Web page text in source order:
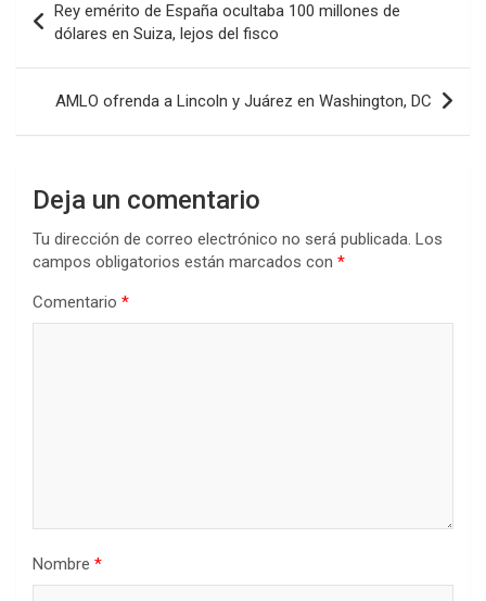
de
entradas
Rey emérito de España ocultaba 100 millones de
dólares en Suiza, lejos del fisco
AMLO ofrenda a Lincoln y Juárez en Washington, DC
Deja un comentario
Tu dirección de correo electrónico no será publicada. Los
campos obligatorios están marcados con *
Comentario *
Nombre *